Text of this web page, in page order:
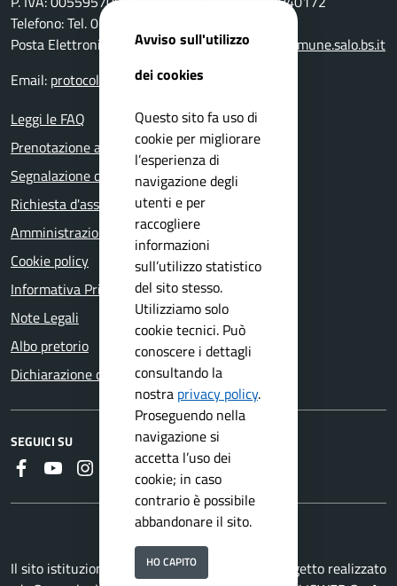
Telefono: Tel. 0365-296801
Posta Elettronica Certificata:protocollo@pec.comune.salo.bs.it
Email: protocollo@comune.salo.bs.it
Leggi le FAQ
Prenotazione appuntamento
Segnalazione disservizio
Richiesta d'assistenza
Amministrazione trasparente
Cookie policy
Informativa Privacy
Note Legali
Albo pretorio
Dichiarazione di accessibilità
SEGUICI SU
Faceboook
YoutubeInstagram
RSS
Il sito istituzionale del Comune di Salò è un progetto realizzato
Avviso sull'utilizzo
dei cookies
Questo sito fa uso di
cookie per migliorare
l’esperienza di
navigazione degli
utenti e per
raccogliere
informazioni
sull’utilizzo statistico
del sito stesso.
Utilizziamo solo
cookie tecnici. Può
conoscere i dettagli
consultando la
nostra privacy policy.
Proseguendo nella
navigazione si
accetta l’uso dei
cookie; in caso
contrario è possibile
abbandonare il sito.
HO CAPITO